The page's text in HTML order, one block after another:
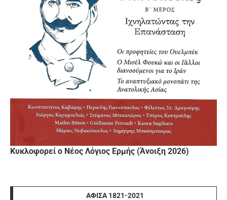
Κυκλοφορεί ο Νέος Λόγιος Ερμής (Άνοιξη 2026)
ΑΦΊΣΑ 1821-2021